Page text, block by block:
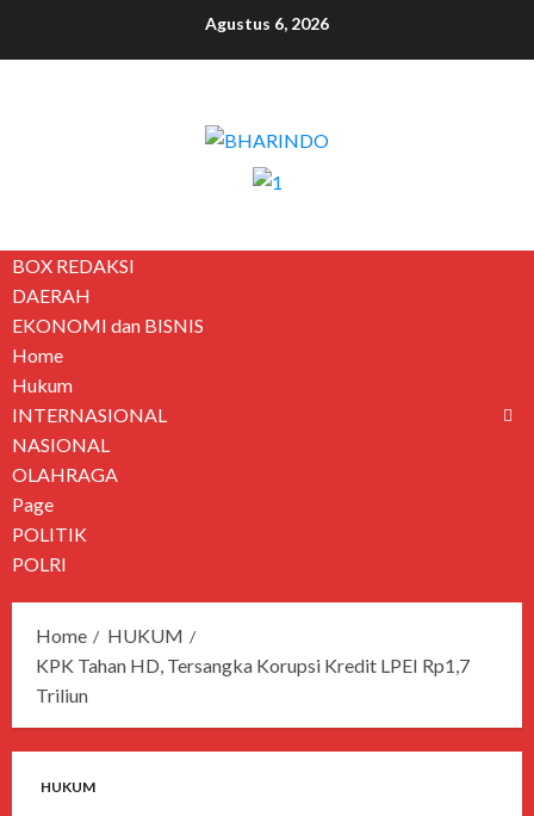
Agustus 6, 2026
BOX REDAKSI
DAERAH
EKONOMI dan BISNIS
Home
Hukum
INTERNASIONAL
NASIONAL
OLAHRAGA
Page
POLITIK
POLRI
Home
HUKUM
KPK Tahan HD, Tersangka Korupsi Kredit LPEI Rp1,7
Triliun
HUKUM